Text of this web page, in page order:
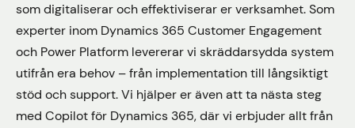
som digitaliserar och effektiviserar er verksamhet. Som
experter inom Dynamics 365 Customer Engagement
och Power Platform levererar vi skräddarsydda system
utifrån era behov – från implementation till långsiktigt
stöd och support. Vi hjälper er även att ta nästa steg
med Copilot för Dynamics 365, där vi erbjuder allt från